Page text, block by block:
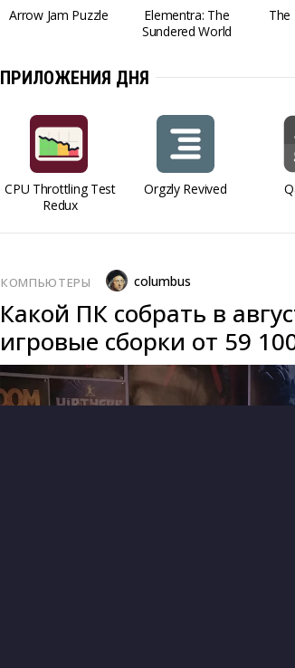
Arrow Jam Puzzle
Elementra: The
Sundered World
The
ПРИЛОЖЕНИЯ ДНЯ
CPU Throttling Test
Redux
Orgzly Revived
КОМПЬЮТЕРЫ columbus
Какой ПК собрать в
игровые сборки от 59